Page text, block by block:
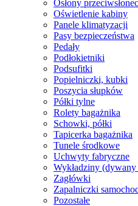
Osłony
Oświetlenie kabiny
Panele klimatyzacji
Pasy bezpieczeństwa
Pedały
Podłokietniki
Podsufitki
Popielniczki, kubki
Poszycia słupków
Półki tylne
Rolety bagażnika
Schowki, półki
Tapicerka bagażnika
Tunele środkowe
Uchwyty fabryczne
Wykładziny (dywany
Zagłówki
Zapalniczki
Pozostałe